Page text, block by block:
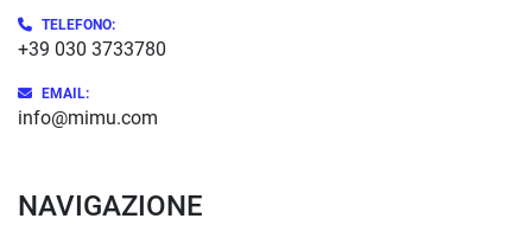
TELEFONO:
+39 030 3733780
EMAIL:
info@mimu.com
NAVIGAZIONE